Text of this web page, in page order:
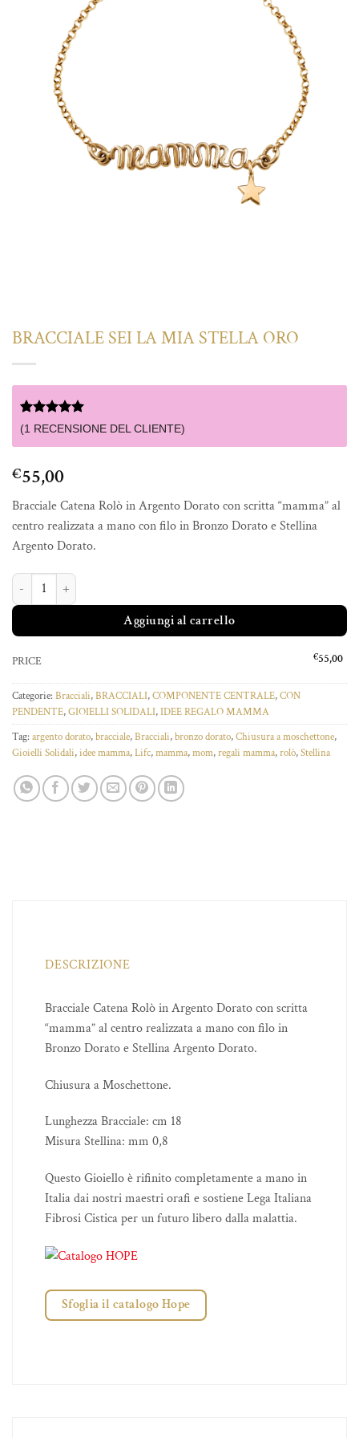
BRACCIALE SEI LA MIA STELLA ORO
Valutato5
su 5 su
base di
1
(1 RECENSIONE DEL CLIENTE)
€55,00
Bracciale Catena Rolò in Argento Dorato con scritta “mamma” al
centro realizzata a mano con filo in Bronzo Dorato e Stellina
Argento Dorato.
BRACCIALE SEI LA MIA STELLA ORO quantità
Aggiungi al carrello
PRICE €55,00
Categorie: Bracciali,BRACCIALI,COMPONENTE CENTRALE,CON
PENDENTE,GIOIELLI SOLIDALI,IDEE REGALO MAMMA
Tag: argento dorato,bracciale,Bracciali,bronzo dorato,Chiusura a moschettone,
Gioielli Solidali,idee mamma,Lifc,mamma,mom,regali mamma,rolò,Stellina
DESCRIZIONE
Bracciale Catena Rolò in Argento Dorato con scritta
“mamma” al centro realizzata a mano con filo in
Bronzo Dorato e Stellina Argento Dorato.
Chiusura a Moschettone.
Lunghezza Bracciale: cm 18
Misura Stellina: mm 0,8
Questo Gioiello è rifinito completamente a mano in
Italia dai nostri maestri orafi e sostiene Lega Italiana
Fibrosi Cistica per un futuro libero dalla malattia.
Sfoglia il catalogo Hope